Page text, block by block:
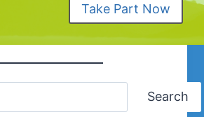
Take Part Now
Search